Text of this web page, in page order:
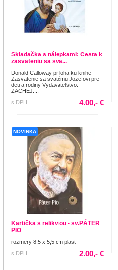
Skladačka s nálepkami: Cesta k
zasväteniu sa svä...
Donald Calloway príloha ku knihe
Zasvätenie sa svätému Jozefovi pre
deti a rodiny Vydavateľstvo:
ZACHEJ....
s DPH
4.00,- €
NOVINKA
Kartička s relikviou - sv.PÁTER
PIO
rozmery 8,5 x 5,5 cm plast
s DPH
2.00,- €